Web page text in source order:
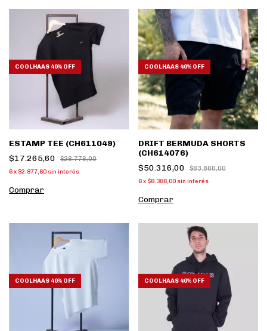
COOLHAAS 40% OFF
ESTAMP TEE (CH611049)
$17.265,60
$28.776,00
6x $2.877,60 sin interés
Comprar
COOLHAAS 40% OFF
DRIFT BERMUDA SHORTS
(CH614076)
$50.316,00
$83.860,00
6 x $8.386,00 sin interés
Comprar
COOLHAAS 40% OFF COOLHAAS 40% OFF